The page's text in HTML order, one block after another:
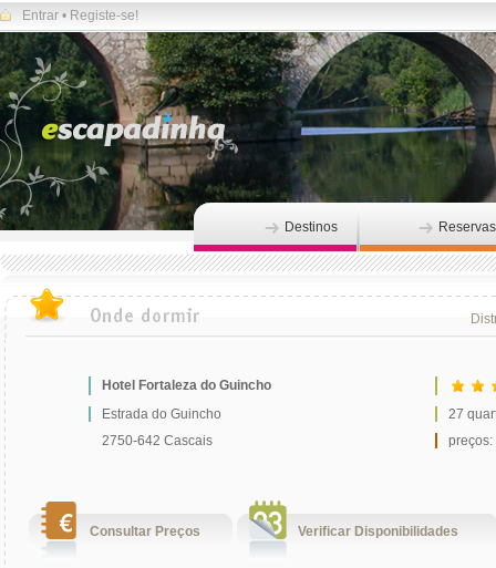
Entrar • Registe-se!
Destinos Reservas
Hotel Fortaleza do Guincho
Estrada do Guincho
27
2750-642 Cascais
preços:
Consultar Preços Verificar Disponibilidades